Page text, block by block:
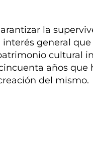
la
general
cultural
años que
del mismo.